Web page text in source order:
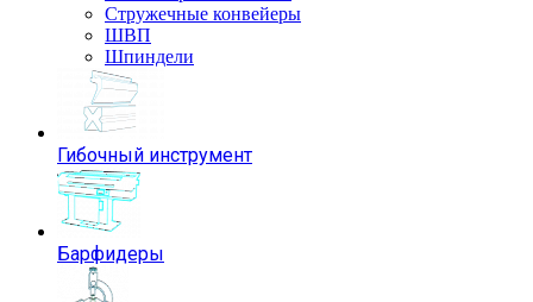
Стружечные конвейеры
ШВП
Шпиндели
Гибочный инструмент
Барфидеры